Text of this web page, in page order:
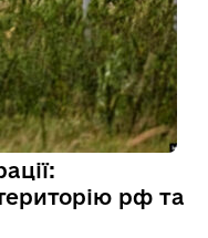
рф та